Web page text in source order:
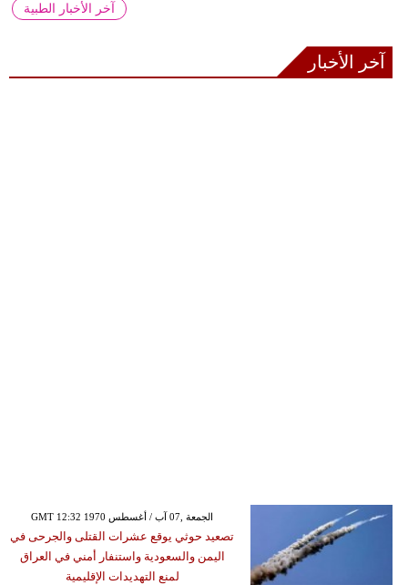
آخر الأخبار الطبية
آخر الأخبار
GMT 12:32 1970 الجمعة ,07 آب / أغسطس
تصعيد حوثي يوقع عشرات القتلى والجرحى في
اليمن والسعودية واستنفار أمني في العراق
لمنع التهديدات الإقليمية